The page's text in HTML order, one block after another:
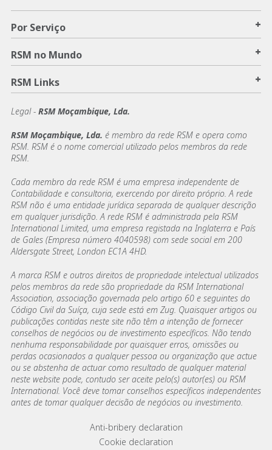
Por Serviço +
RSM no Mundo +
RSM Links +
Legal - RSM Moçambique, Lda.
RSM Moçambique, Lda. é membro da rede RSM e opera como
RSM. RSM é o nome comercial utilizado pelos membros da rede
RSM.
Cada membro da rede RSM é uma empresa independente de
Contabilidade e consultoria, exercendo por direito próprio. A rede
RSM não é uma entidade jurídica separada de qualquer descrição
em qualquer jurisdição. A rede RSM é administrada pela RSM
International Limited, uma empresa registada na Inglaterra e País
de Gales (Empresa número 4040598) com sede social em 200
Aldersgate Street, London EC1A 4HD.
A marca RSM e outros direitos de propriedade intelectual utilizados
pelos membros da rede são propriedade da RSM International
Association, associação governada pelo artigo 60 e seguintes do
Código Civil da Suíça, cuja sede está em Zug. Quaisquer artigos ou
publicações contidas neste site não têm a intenção de fornecer
conselhos de negócios ou de investimento específicos. Não tendo
nenhuma responsabilidade por quaisquer erros, omissões ou
perdas ocasionados a qualquer pessoa ou organização que actue
ou se abstenha de actuar como resultado de qualquer material
neste website pode, contudo ser aceite pelo(s) autor(es) ou RSM
International. Você deve tomar conselhos específicos independentes
antes de tomar qualquer decisão de negócios ou investimento.
Footer menu linksAnti-bribery declaration
Cookie declaration